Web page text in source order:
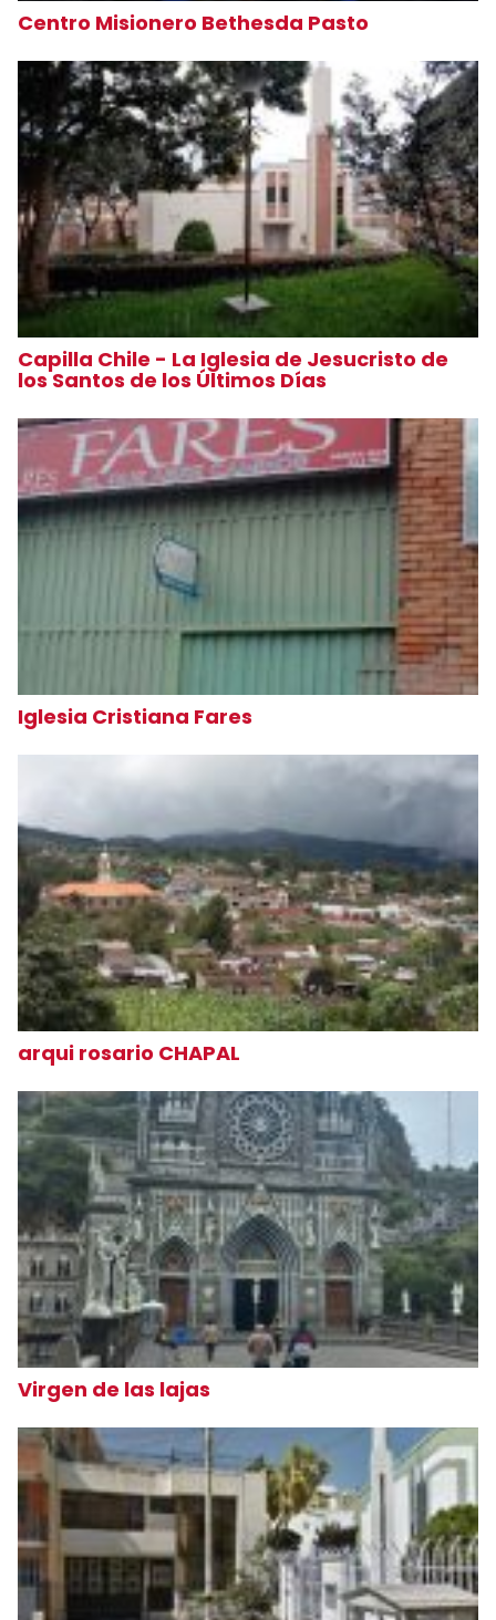
Centro Misionero Bethesda Pasto
Capilla Chile - La Iglesia de Jesucristo de
los Santos de los Últimos Días
Iglesia Cristiana Fares
arqui rosario CHAPAL
Virgen de las lajas